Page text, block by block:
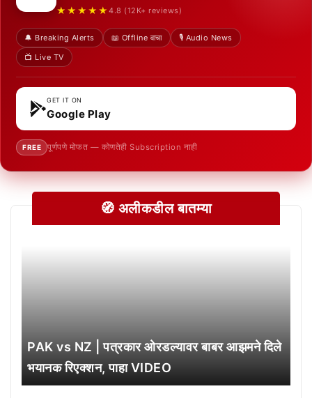
★★★★★ 4.8 (12K+ reviews)
🔔 Breaking Alerts 📖 Offline वाचा
🎙️ Audio News
📺 Live TV
GET IT ON
Google Play
FREE पूर्णपणे मोफत — कोणतेही Subscription नाही
🧭 अलीकडील बातम्या
PAK vs NZ | पत्रकार ओरडल्यावर बाबर आझमने दिले
भयानक रिएक्शन, पाहा VIDEO